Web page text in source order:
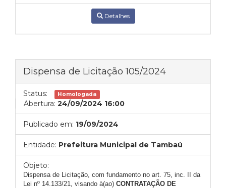
Detalhes
Dispensa de Licitação 105/2024
Status: Homologada
Abertura: 24/09/2024 16:00
Publicado em: 19/09/2024
Entidade: Prefeitura Municipal de Tambaú
Objeto:
Dispensa de Licitação, com fundamento no art. 75, inc. II da
Lei nº 14.133/21, visando à(ao) CONTRATAÇÃO DE